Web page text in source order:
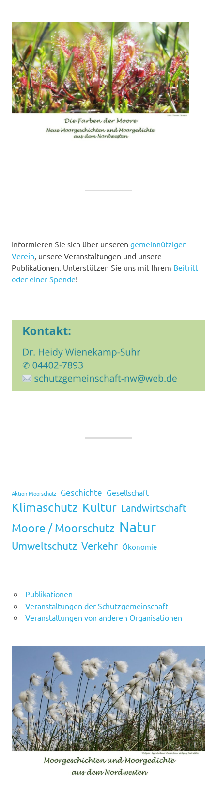
Informieren Sie sich über unseren gemeinnützigen
Verein , unsere Veranstaltungen und unsere
Publikationen. Unterstützen Sie uns mit Ihrem Beitritt
oder einer Spende!
Aktion Moorschutz Geschichte Gesellschaft
Klimaschutz Kultur Landwirtschaft
Moore / Moorschutz Natur
Umweltschutz Verkehr Ökonomie
Publikationen
Veranstaltungen der Schutzgemeinschaft
Veranstaltungen von anderen Organisationen